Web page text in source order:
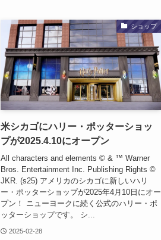
ショップ
米シカゴにハリー・ポッターショッ
プが2025.4.10にオープン
All characters and elements © & ™ Warner
Bros. Entertainment Inc. Publishing Rights ©
JKR. (s25) アメリカのシカゴに新しいハリ
ー・ポッターショップが2025年4月10日にオー
プン！ ニューヨークに続く公式のハリー・ポ
ッターショップです。 シ...
2025-02-28